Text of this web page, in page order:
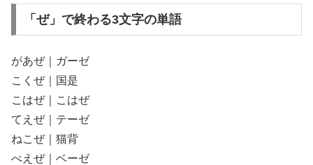
「ぜ」で終わる3文字の単語
があぜ｜ガーゼ
こくぜ｜国是
こはぜ｜こはぜ
てえぜ｜テーゼ
ねこぜ｜猫背
べえぜ｜ベーゼ